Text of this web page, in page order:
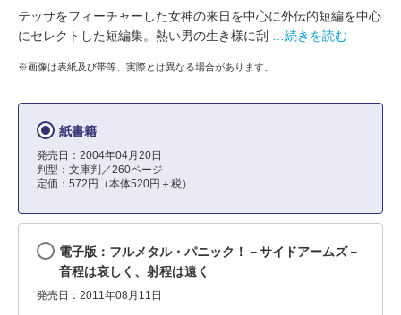
テッサをフィーチャーした女神の来日を中心に外伝的短編を中心
にセレクトした短編集。熱い男の生き様に刮
…続きを読む
※画像は表紙及び帯等、実際とは異なる場合があります。
紙書籍
発売日：2004年04月20日
判型：文庫判／260ページ
定価：572円（本体520円＋税）
電子版：フルメタル・パニック！－サイドアームズ－
音程は哀しく、射程は遠く
発売日：2011年08月11日